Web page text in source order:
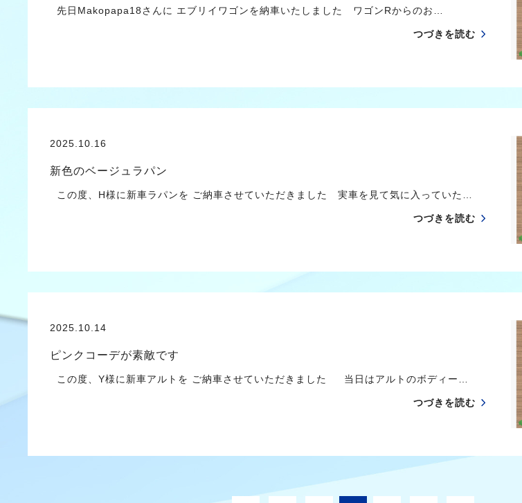
先日Makopapa18さんに エブリイワゴンを納車いたしました ワゴンRからのお…
つづきを読む
2025.10.16
新色のベージュラパン
この度、H様に新車ラパンを ご納車させていただきました 実車を見て気に入っていた…
つづきを読む
2025.10.14
ピンクコーデが素敵です
この度、Y様に新車アルトを ご納車させていただきました 当日はアルトのボディー…
つづきを読む